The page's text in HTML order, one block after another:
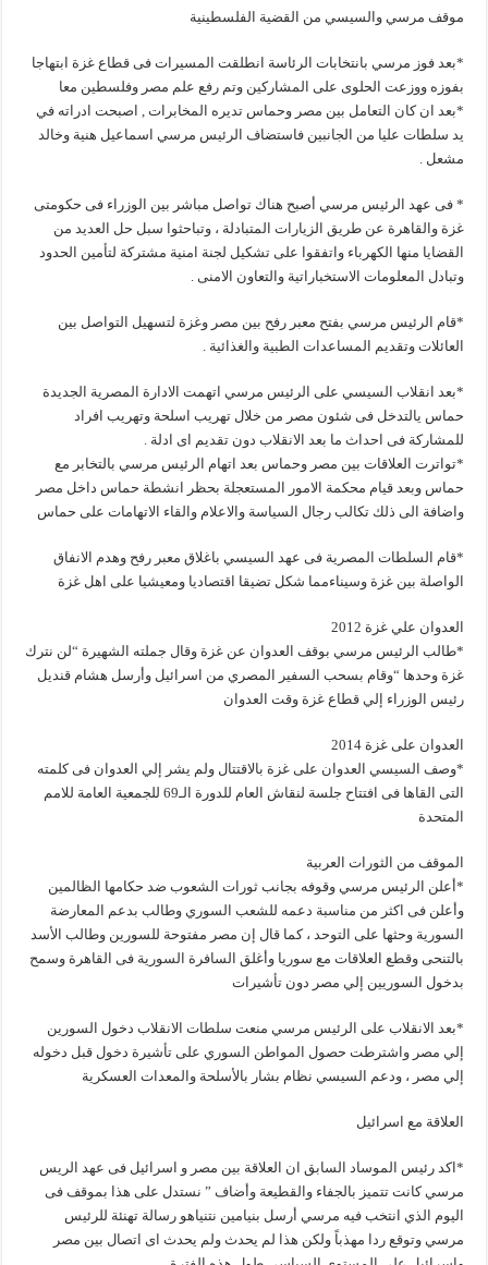
موقف مرسي والسيسي من القضية الفلسطينية
*بعد فوز مرسي بانتخابات الرئاسة انطلقت المسيرات فى قطاع غزة ابتهاجا
بفوزه ووزعت الحلوى على المشاركين وتم رفع علم مصر وفلسطين معا
*بعد ان كان التعامل بين مصر وحماس تديره المخابرات , اصبحت ادراته في
يد سلطات عليا من الجانبين فاستضاف الرئيس مرسي اسماعيل هنية وخالد
مشعل .
* فى عهد الرئيس مرسي أصبح هناك تواصل مباشر بين الوزراء فى حكومتى
غزة والقاهرة عن طريق الزيارات المتبادلة ، وتباحثوا سبل حل العديد من
القضايا منها الكهرباء واتفقوا على تشكيل لجنة امنية مشتركة لتأمين الحدود
وتبادل المعلومات الاستخباراتية والتعاون الامنى .
*قام الرئيس مرسي بفتح معبر رفح بين مصر وغزة لتسهيل التواصل بين
العائلات وتقديم المساعدات الطبية والغذائية .
*بعد انقلاب السيسي على الرئيس مرسي اتهمت الادارة المصرية الجديدة
حماس يالتدخل فى شئون مصر من خلال تهريب اسلحة وتهريب افراد
للمشاركة فى احداث ما بعد الانقلاب دون تقديم اى ادلة .
*تواترت العلاقات بين مصر وحماس بعد اتهام الرئيس مرسي بالتخابر مع
حماس وبعد قيام محكمة الامور المستعجلة بحظر انشطة حماس داخل مصر
واضافة الى ذلك تكالب رجال السياسة والاعلام والقاء الاتهامات على حماس
*قام السلطات المصرية فى عهد السيسي باغلاق معبر رفح وهدم الانفاق
الواصلة بين غزة وسيناءمما شكل تضيقا اقتصاديا ومعيشيا على اهل غزة
العدوان علي غزة 2012
*طالب الرئيس مرسي بوقف العدوان عن غزة وقال جملته الشهيرة “لن نترك
غزة وحدها “وقام بسحب السفير المصري من اسرائيل وأرسل هشام قنديل
رئيس الوزراء إلي قطاع غزة وقت العدوان
العدوان على غزة 2014
*وصف السيسي العدوان على غزة بالاقتتال ولم يشر إلي العدوان فى كلمته
التى القاها فى افتتاح جلسة لنقاش العام للدورة الـ69 للجمعية العامة للامم
المتحدة
الموقف من الثورات العربية
*أعلن الرئيس مرسي وقوفه بجانب ثورات الشعوب ضد حكامها الظالمين
وأعلن فى اكثر من مناسبة دعمه للشعب السوري وطالب بدعم المعارضة
السورية وحثها على التوحد ، كما قال إن مصر مفتوحة للسورين وطالب الأسد
بالتنحى وقطع العلاقات مع سوريا وأغلق السافرة السورية فى القاهرة وسمح
بدخول السوريين إلي مصر دون تأشيرات
*بعد الانقلاب على الرئيس مرسي منعت سلطات الانقلاب دخول السورين
إلي مصر واشترطت حصول المواطن السوري على تأشيرة دخول قبل دخوله
إلي مصر ، ودعم السيسي نظام بشار بالأسلحة والمعدات العسكرية
العلاقة مع اسرائيل
*اكد رئيس الموساد السابق ان العلاقة بين مصر و اسرائيل فى عهد الريس
مرسي كانت تتميز بالجفاء والقطيعة وأضاف ” نستدل على هذا بموقف فى
اليوم الذي انتخب فيه مرسي أرسل بنيامين نتنياهو رسالة تهنئة للرئيس
مرسي وتوقع ردا مهذباً ولكن هذا لم يحدث ولم يحدث اى اتصال بين مصر